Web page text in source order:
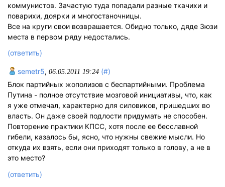
коммунистов. Зачастую туда попадали разные ткачихи и
поварихи, доярки и многостаночницы.
Все на круги свои возврашается. Обидно только, дяде Зюзи
места в первом ряду недостались.
(ответить)
semetr5, 06.05.2011 19:24 (#)
Блок партийных жополизов с беспартийными. Проблема
Путина - полное отсутствие мозговой инициативы, что, как
я уже отмечал, характерно для силовиков, пришедших во
власть. Он даже своей подлости придумать не способен.
Повторение практики КПСС, хотя после ее бесславной
гибели, казалось бы, ясно, что нужны свежие мысли. Но
откуда их взять, если они приходят только в голову, а не в
это место?
(ответить)